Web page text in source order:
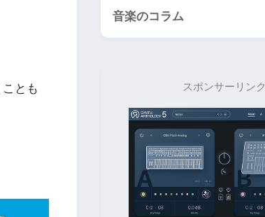
とも
音楽のコラム
スポンサーリンク